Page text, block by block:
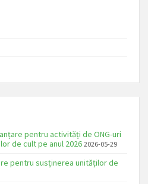
pentru activități de ONG-uri
de cult pe anul 2026 2026-05-29
pentru susținerea unităților de